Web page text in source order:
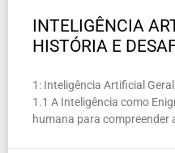
INTELIGÊNCIA
HISTÓRIA E
1: Inteligência Artificial
1.1 A Inteligência como
humana para compreender